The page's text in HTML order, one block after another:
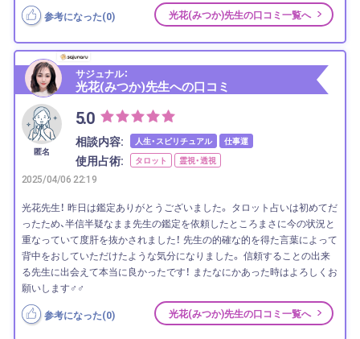
参考になった(0) 光花(みつか)先生の口コミ一覧へ
サジュナル：
光花(みつか)先生への口コミ
匿名
5.0
相談内容: 人生・スピリチュアル 仕事運
使用占術: タロット 霊視・透視
2025/04/06 22:19
光花先生！ 昨日は鑑定ありがとうございました。 タロット占いは初めてだ
ったため、半信半疑なまま先生の鑑定を依頼したところまさに今の状況と
重なっていて度肝を抜かされました！ 先生の的確な的を得た言葉によって
背中をおしていただけたような気分になりました。 信頼することの出来
る先生に出会えて本当に良かったです！ またなにかあった時はよろしくお
願いします‍♂️‍♂️
参考になった(0) 光花(みつか)先生の口コミ一覧へ